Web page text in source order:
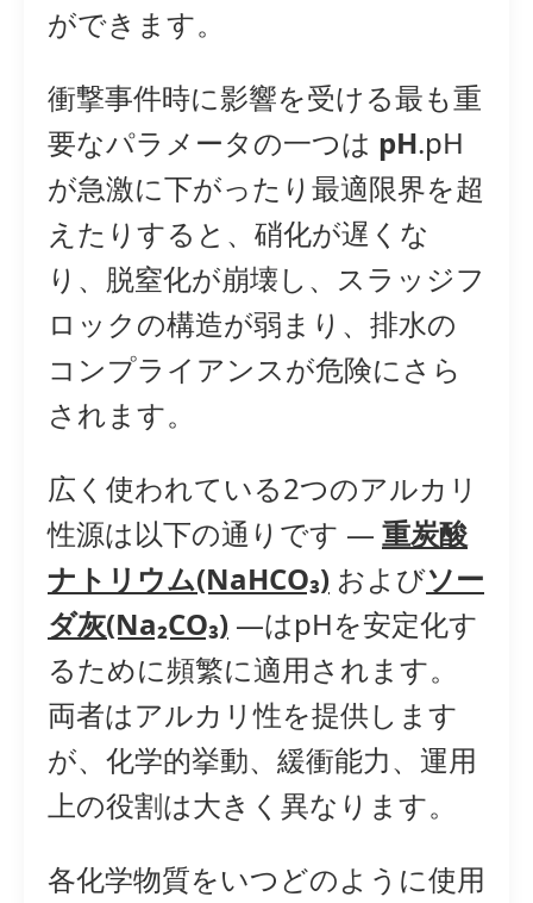
ができます。
衝撃事件時に影響を受ける最も重
要なパラメータの一つは pH.pH
が急激に下がったり最適限界を超
えたりすると、硝化が遅くな
り、脱窒化が崩壊し、スラッジフ
ロックの構造が弱まり、排水の
コンプライアンスが危険にさら
されます。
広く使われている2つのアルカリ
性源は以下の通りです — 重炭酸
ナトリウム(NaHCO₃) およびソー
ダ灰(Na₂CO₃) —はpHを安定化す
るために頻繁に適用されます。
両者はアルカリ性を提供します
が、化学的挙動、緩衝能力、運用
上の役割は大きく異なります。
各化学物質をいつどのように使用